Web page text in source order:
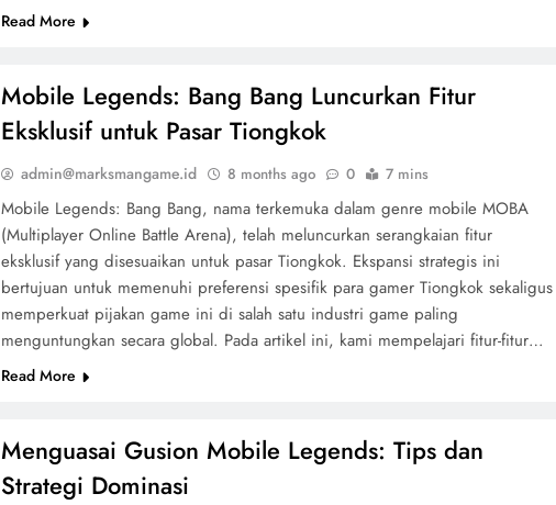
Read More
Mobile Legends: Bang Bang Luncurkan Fitur
Eksklusif untuk Pasar Tiongkok
admin@marksmangame.id 8 months ago 0 7 mins
Mobile Legends: Bang Bang, nama terkemuka dalam genre mobile MOBA
(Multiplayer Online Battle Arena), telah meluncurkan serangkaian fitur
eksklusif yang disesuaikan untuk pasar Tiongkok. Ekspansi strategis ini
bertujuan untuk memenuhi preferensi spesifik para gamer Tiongkok sekaligus
memperkuat pijakan game ini di salah satu industri game paling
menguntungkan secara global. Pada artikel ini, kami mempelajari fitur-fitur…
Read More
Menguasai Gusion Mobile Legends: Tips dan
Strategi Dominasi